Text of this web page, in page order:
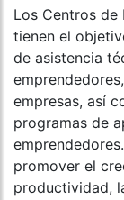
Los Centros de
tienen el
de asistencia
empresas, así
programas de
promover el
productividad,